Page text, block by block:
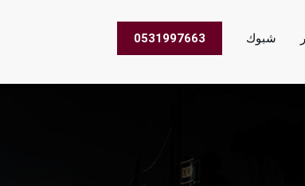
جميع مناطق المملكة العربية السعودية
شبوك 0531997663